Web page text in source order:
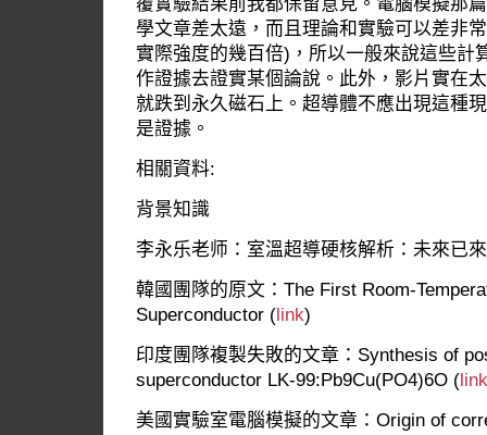
學文章差太遠，而且理論和實驗可以差非
實際強度的幾百倍)，所以一般來說這些計
作證據去證實某個論說。此外，影片實在
就跌到永久磁石上。超導體不應出現這種
是證據。
相關資料:
背景知識
李永乐老师：室溫超導硬核解析：未來已
韓國團隊的原文：The First Room-
Superconductor (link)
印度團隊複製失敗的文章：Synthesis of
superconductor LK-99:Pb9Cu(PO4)6O (link
美國實驗室電腦模擬的文章：Origin of